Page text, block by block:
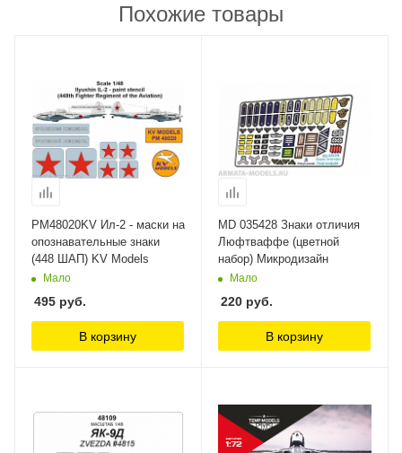
Похожие товары
PM48020KV Ил-2 - маски на
опознавательные знаки
(448 ШАП) KV Models
Мало
495 руб.
В корзину
MD 035428 Знаки отличия
Люфтваффе (цветной
набор) Микродизайн
Мало
220 руб.
В корзину